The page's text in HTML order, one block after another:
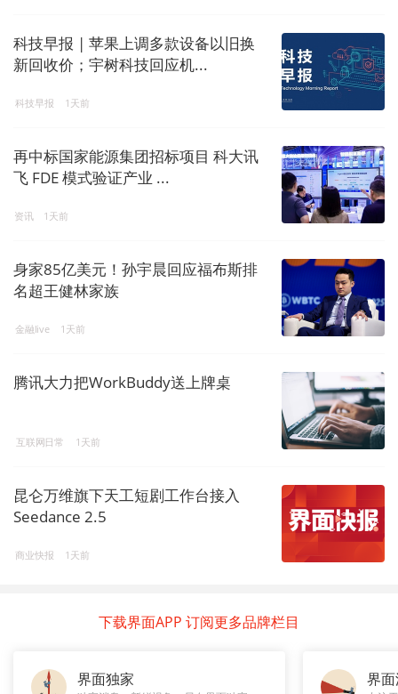
科技早报 | 苹果上调多款设备以旧换
新回收价；宇树科技回应机...
科技早报 1天前
再中标国家能源集团招标项目 科大讯
飞 FDE 模式验证产业 ...
资讯 1天前
身家85亿美元！孙宇晨回应福布斯排
名超王健林家族
金融live 1天前
腾讯大力把WorkBuddy送上牌桌
互联网日常 1天前
昆仑万维旗下天工短剧工作台接入
Seedance 2.5
商业快报 1天前
下载界面APP 订阅更多品牌栏目
界面独家 界